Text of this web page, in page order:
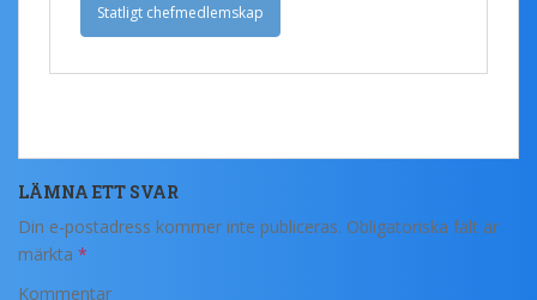
Statligt chefmedlemskap
LÄMNA ETT SVAR
Din e-postadress kommer inte publiceras. Obligatoriska fält är
märkta *
Kommentar